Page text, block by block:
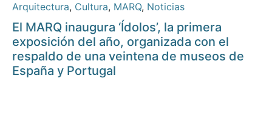
Arquitectura, Cultura, MARQ, Noticias
El MARQ inaugura ‘Ídolos’, la primera
exposición del año, organizada con el
respaldo de una veintena de museos de
España y Portugal